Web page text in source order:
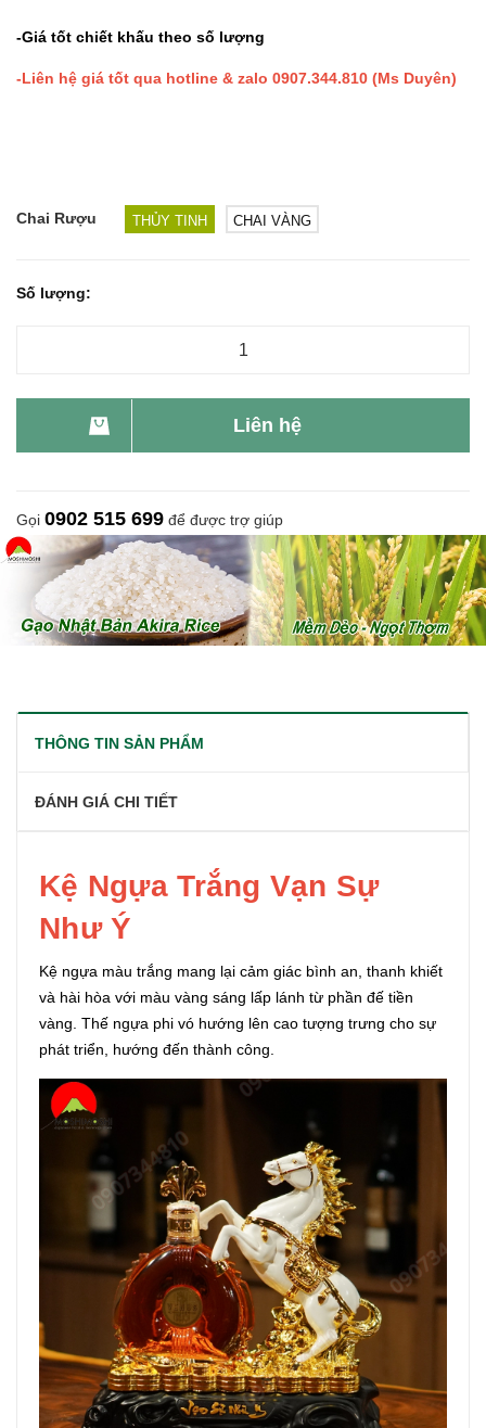
-Giá tốt chiết khấu theo số lượng
-Liên hệ giá tốt qua hotline & zalo 0907.344.810 (Ms Duyên)
Chai Rượu THỦY TINH CHAI VÀNG
Số lượng:
Liên hệ
Gọi 0902 515 699 để được trợ giúp
THÔNG TIN SẢN PHẨM
ĐÁNH GIÁ CHI TIẾT
Kệ Ngựa Trắng Vạn Sự
Như Ý
Kệ ngựa màu trắng mang lại cảm giác bình an, thanh khiết
và hài hòa với màu vàng sáng lấp lánh từ phần đế tiền
vàng. Thế ngựa phi vó hướng lên cao tượng trưng cho sự
phát triển, hướng đến thành công.